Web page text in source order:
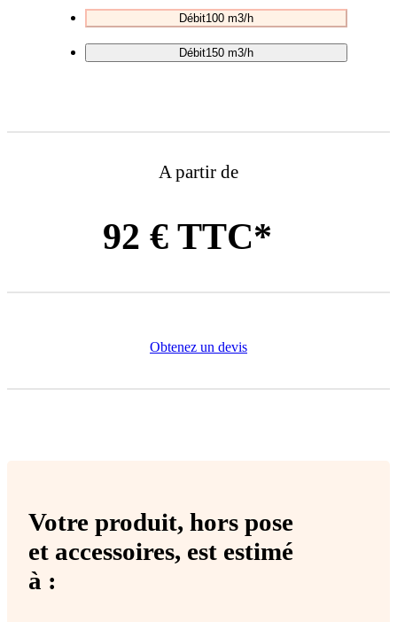
Débit100 m3/h
Débit150 m3/h
A partir de
92 € TTC*
Obtenez un devis
Votre produit, hors pose
et accessoires, est estimé
à :